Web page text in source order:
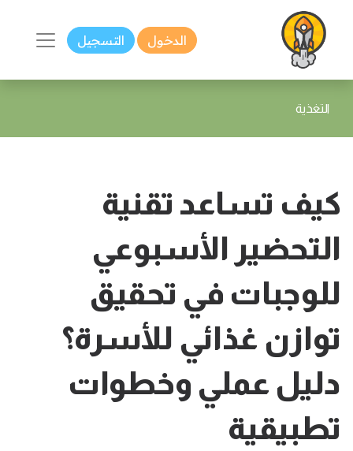
الدخول التسجيل
التغذية
كيف تساعد تقنية
التحضير الأسبوعي
للوجبات في تحقيق
توازن غذائي للأسرة؟
دليل عملي وخطوات
تطبيقية